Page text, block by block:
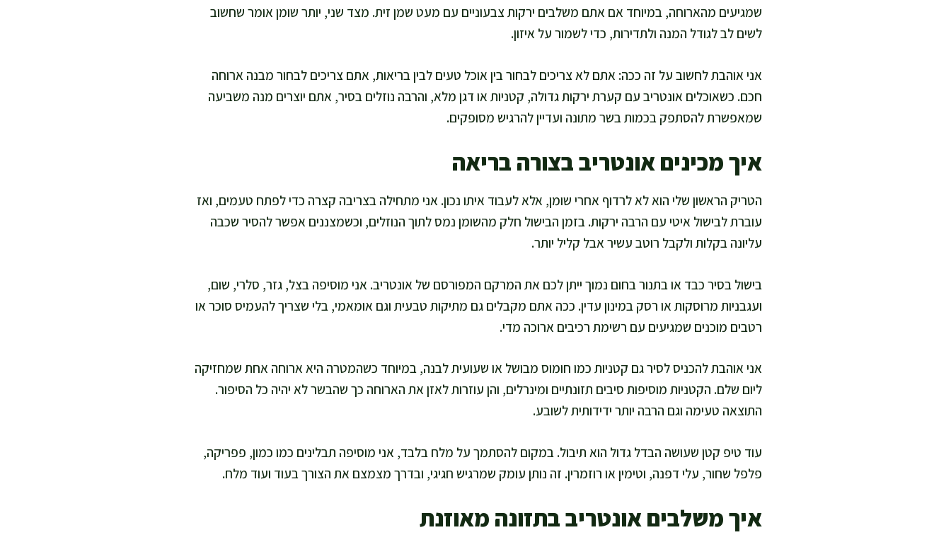
שמגיעים מהארוחה, במיוחד אם אתם משלבים ירקות צבעוניים עם מעט שמן זית. מצד שני, יותר שומן אומר שחשוב
לשים לב לגודל המנה ולתדירות, כדי לשמור על איזון.
אני אוהבת לחשוב על זה ככה: אתם לא צריכים לבחור בין אוכל טעים לבין בריאות, אתם צריכים לבחור מבנה ארוחה
חכם. כשאוכלים אונטריב עם קערת ירקות גדולה, קטניות או דגן מלא, והרבה נוזלים בסיר, אתם יוצרים מנה משביעה
שמאפשרת להסתפק בכמות בשר מתונה ועדיין להרגיש מסופקים.
איך מכינים אונטריב בצורה בריאה
הטריק הראשון שלי הוא לא לרדוף אחרי שומן, אלא לעבוד איתו נכון. אני מתחילה בצריבה קצרה כדי לפתח טעמים, ואז
עוברת לבישול איטי עם הרבה ירקות. בזמן הבישול חלק מהשומן נמס לתוך הנוזלים, וכשמצננים אפשר להסיר שכבה
עליונה בקלות ולקבל רוטב עשיר אבל קליל יותר.
בישול בסיר כבד או בתנור בחום נמוך ייתן לכם את המרקם המפורסם של אונטריב. אני מוסיפה בצל, גזר, סלרי, שום,
ועגבניות מרוסקות או רסק במינון עדין. ככה אתם מקבלים גם מתיקות טבעית וגם אומאמי, בלי שצריך להעמיס סוכר או
רטבים מוכנים שמגיעים עם רשימת רכיבים ארוכה מדי.
אני אוהבת להכניס לסיר גם קטניות כמו חומוס מבושל או שעועית לבנה, במיוחד כשהמטרה היא ארוחה אחת שמחזיקה
ליום שלם. הקטניות מוסיפות סיבים תזונתיים ומינרלים, והן עוזרות לאזן את הארוחה כך שהבשר לא יהיה כל הסיפור.
התוצאה טעימה וגם הרבה יותר ידידותית לשובע.
עוד טיפ קטן שעושה הבדל גדול הוא תיבול. במקום להסתמך על מלח בלבד, אני מוסיפה תבלינים כמו כמון, פפריקה,
פלפל שחור, עלי דפנה, וטימין או רוזמרין. זה נותן עומק שמרגיש חגיגי, ובדרך מצמצם את הצורך בעוד ועוד מלח.
איך משלבים אונטריב בתזונה מאוזנת